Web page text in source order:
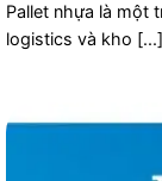
Pallet nhựa là một
logistics và kho [...]